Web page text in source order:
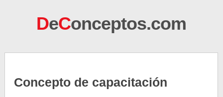
DeConceptos.com
Concepto de capacitación